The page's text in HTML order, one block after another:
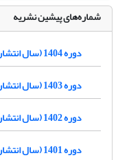
شماره‌های پیشین نشریه
دوره 1404 (سال انتشار 1404)
دوره 1403 (سال انتشار 1403)
دوره 1402 (سال انتشار 1402)
دوره 1401 (سال انتشار 1401)